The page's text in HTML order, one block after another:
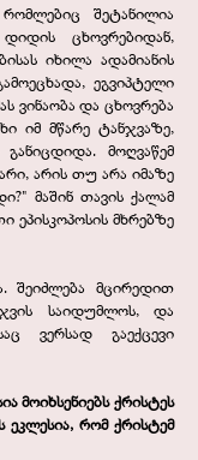
შეტანილია
ცხოვრებიდან,
იხილა ადამიანის
ეგვიპტელი
ვინაობა და ცხოვრება
იმ მწარე ტანჯვაზე,
მოღვაწემ
არის თუ არა იმაზე
მაშინ თავის ქალამ
ეპისკოპოსის მხრებზე
შეიძლება მცირედით
საიდუმლოს, და
ვერსად გაექცევი
მოიხსენიებს ქრისტეს
რომ ქრისტემ